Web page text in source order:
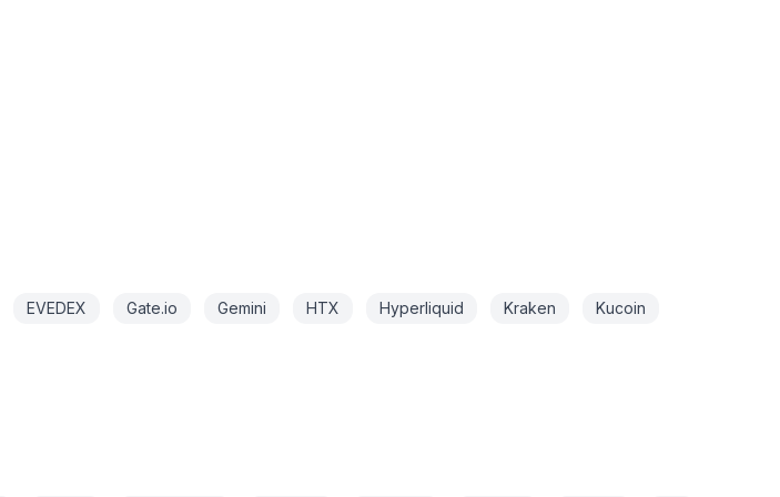
EVEDEX Gate.io Gemini HTX Hyperliquid Kraken Kucoin